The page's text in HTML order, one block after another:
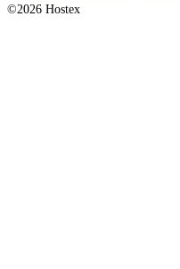
©2026 Hostex